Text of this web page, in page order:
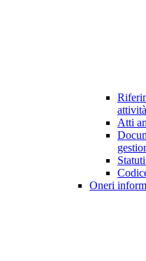
attività
Atti
Oneri